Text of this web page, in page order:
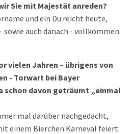
Sie mit Majestät anreden?
und ein Du reicht heute,
sowie auch danach - vollkommen
vielen Jahren – übrigens von
- Torwart bei Bayer
schon davon geträumt „einmal
mal darüber nachgedacht,
einem Bierchen Karneval feiert.